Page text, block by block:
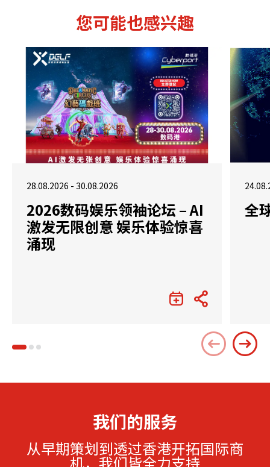
您可能也感兴趣
28.08.2026 - 30.08.2026
2026数码娱乐领袖论坛 – AI
激发无限创意 娱乐体验惊喜
涌现
全
我们的服务
从早期策划到透过香港开拓国际商
机，我们皆全力支持